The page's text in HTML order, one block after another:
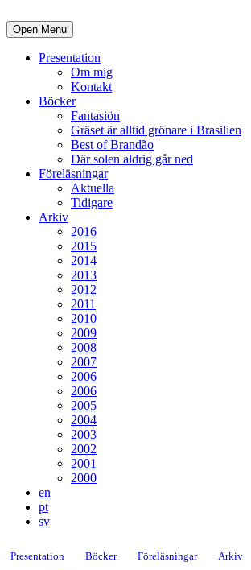
Open Menu
Presentation
Om mig
Kontakt
Böcker
Fantasiön
Gräset är alltid grönare i Brasilien
Best of Brandão
Där solen aldrig går ned
Föreläsningar
Aktuella
Tidigare
Arkiv
2016
2015
2014
2013
2012
2011
2010
2009
2008
2007
2006
2006
2005
2004
2003
2002
2001
2000
en
pt
sv
Presentation Böcker Föreläsningar Arkiv